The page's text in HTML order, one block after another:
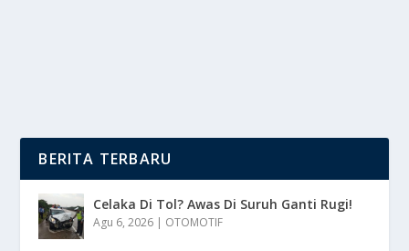
BERITA TERBARU
Celaka Di Tol? Awas Di Suruh Ganti Rugi!
Agu 6, 2026 | OTOMOTIF